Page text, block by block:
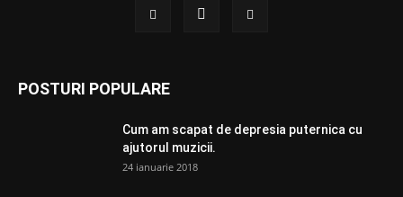
POSTURI POPULARE
Cum am scapat de depresia puternica cu
ajutorul muzicii.
24 ianuarie 2018